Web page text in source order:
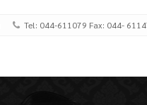
Tel: 044-611079 Fax: 044-